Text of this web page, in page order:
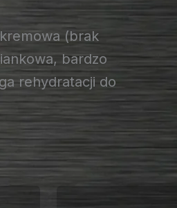
(brak
bardzo
rehydratacji do